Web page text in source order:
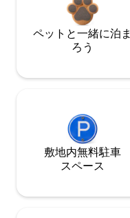
ペットと一緒に泊ま
ろう
敷地内無料駐⁠車
ス⁠ペ⁠ー⁠ス